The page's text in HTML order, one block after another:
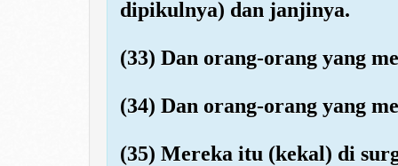
dipikulnya) dan janjinya.
(33) Dan orang-orang yang
(34) Dan orang-orang yang
(35) Mereka itu (kekal) di